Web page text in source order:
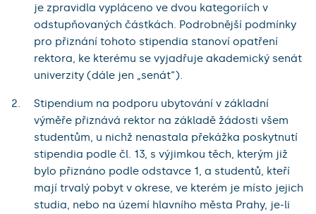
je zpravidla vypláceno ve dvou kategoriích v
odstupňovaných částkách. Podrobnější podmínky
pro přiznání tohoto stipendia stanoví opatření
rektora, ke kterému se vyjadřuje akademický senát
univerzity (dále jen „senát“).
Stipendium na podporu ubytování v základní
výměře přiznává rektor na základě žádosti všem
studentům, u nichž nenastala překážka poskytnutí
stipendia podle čl. 13, s výjimkou těch, kterým již
bylo přiznáno podle odstavce 1, a studentů, kteří
mají trvalý pobyt v okrese, ve kterém je místo jejich
studia, nebo na území hlavního města Prahy, je-li